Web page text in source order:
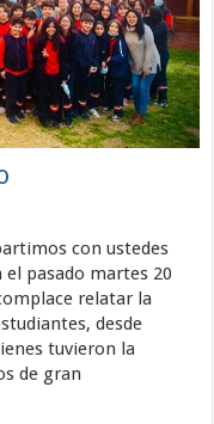
con ustedes
pasado martes 20
relatar la
desde
tuvieron la
de gran